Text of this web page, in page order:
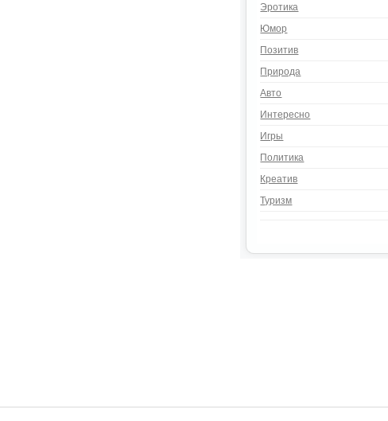
Эротика
Юмор
Позитив
Природа
Авто
Интересно
Игры
Политика
Креатив
Туризм